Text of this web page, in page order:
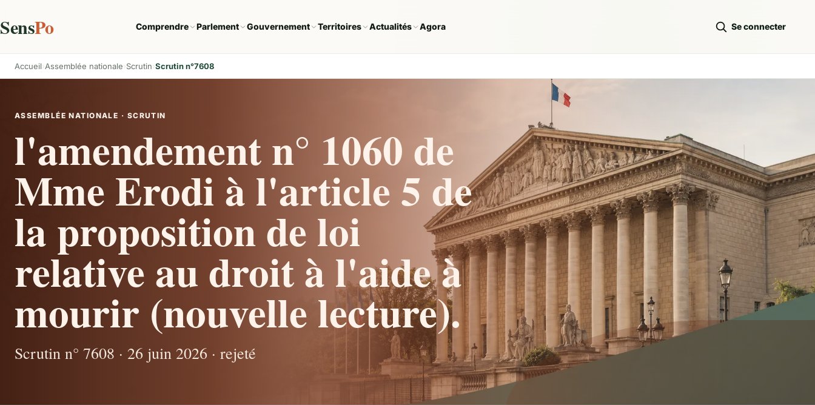
SensPo Comprendre Parlement Gouvernement Territoires Actualités Agora Se connecter
Accueil Assemblée nationale Scrutin Scrutin n°7608
ASSEMBLÉE NATIONALE · SCRUTIN
l'amendement n° 1060 de
Mme Erodi à l'article 5 de
la proposition de loi
relative au droit à l'aide à
mourir (nouvelle lecture).
Scrutin n° 7608 · 26 juin 2026 · rejeté